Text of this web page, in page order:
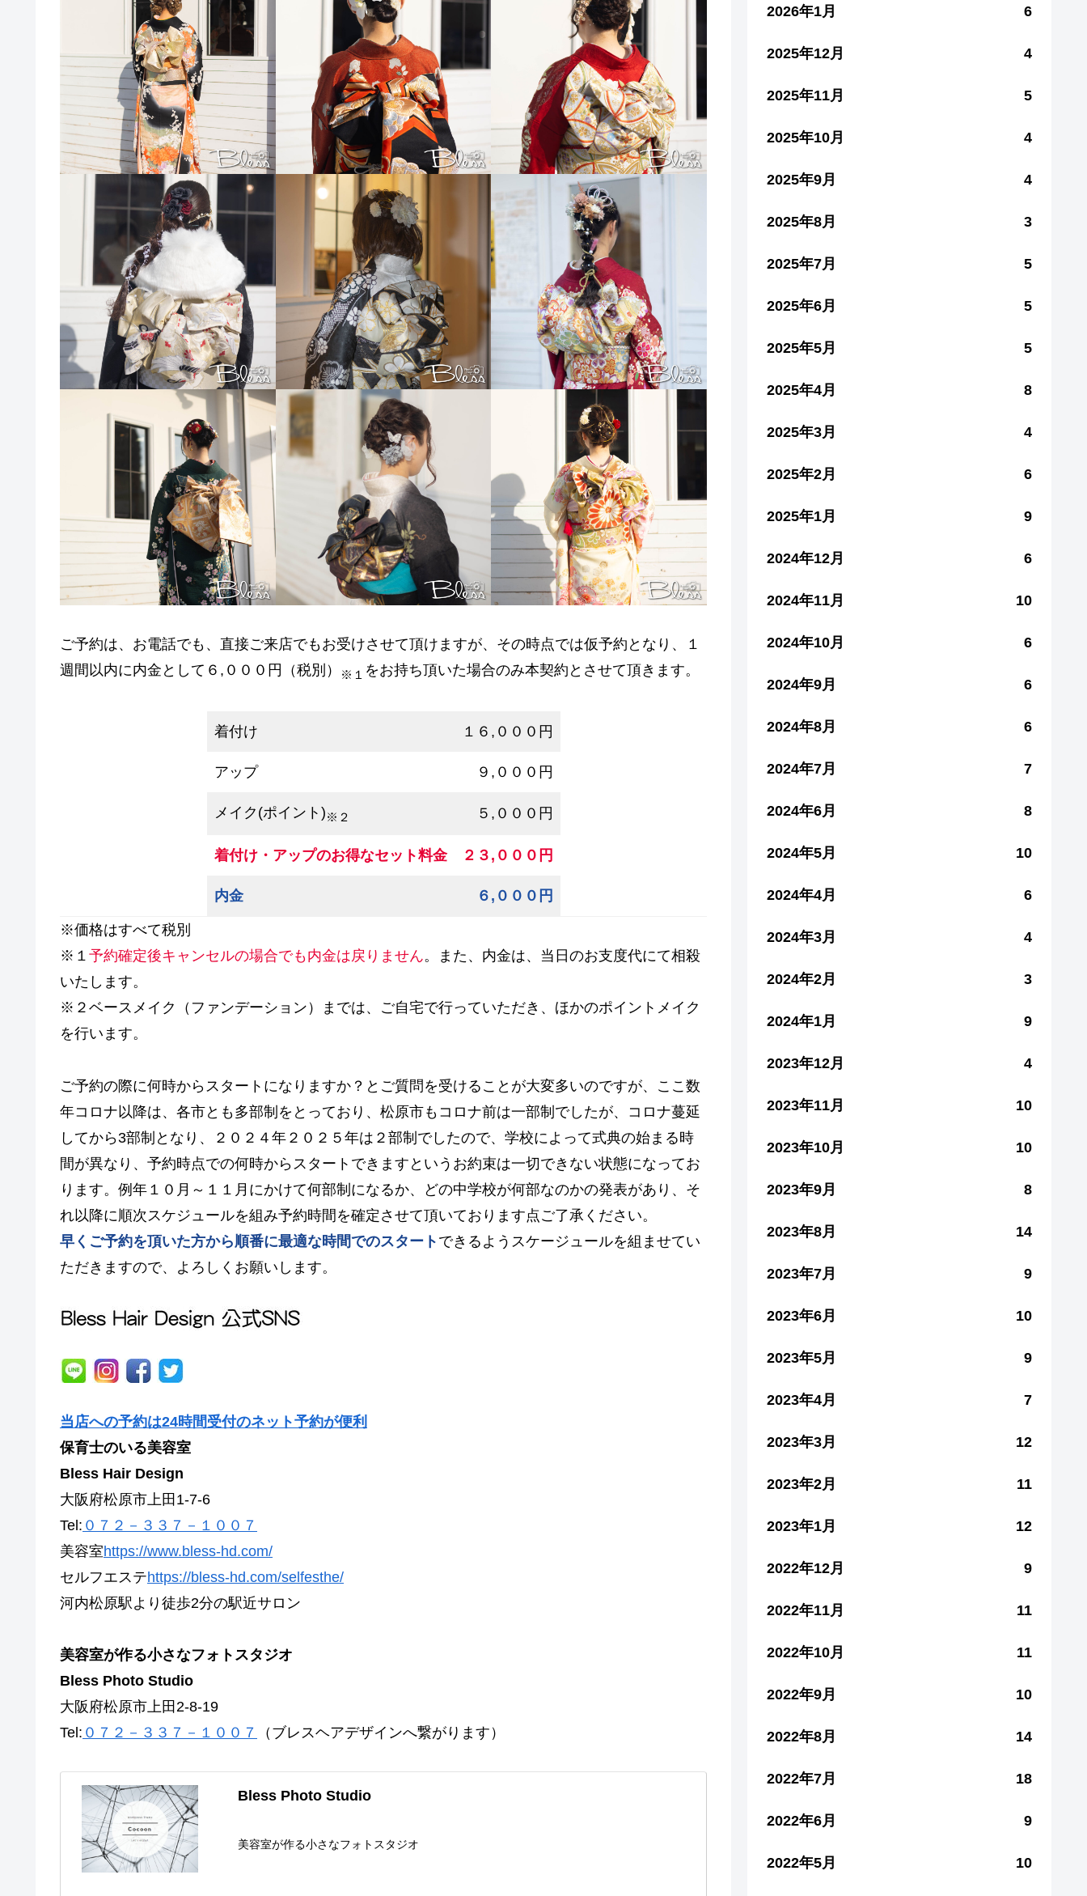
ご予約は、お電話でも、直接ご来店でもお受けさせて頂けますが、その時点では仮予約となり、１
週間以内に内金として６,０００円（税別）
※１ をお持ち頂いた場合のみ本契約とさせて頂きます。
着付け １６,０００円
アップ ９,０００円
メイク(ポイント)※２ ５,０００円
着付け・アップのお得なセット料金 ２３,０００円
内金 ６,０００円
※価格はすべて税別
※１ 予約確定後キャンセルの場合でも内金は戻りません。また、内金は、当日のお支度代にて相殺
いたします。
※２ベースメイク（ファンデーション）までは、ご自宅で行っていただき、ほかのポイントメイク
を行います。
ご予約の際に何時からスタートになりますか？とご質問を受けることが大変多いのですが、ここ数
年コロナ以降は、各市とも多部制をとっており、松原市もコロナ前は一部制でしたが、コロナ蔓延
してから3部制となり、２０２４年２０２５年は２部制でしたので、学校によって式典の始まる時
間が異なり、予約時点での何時からスタートできますというお約束は一切できない状態になってお
ります。例年１０月～１１月にかけて何部制になるか、どの中学校が何部なのかの発表があり、そ
れ以降に順次スケジュールを組み予約時間を確定させて頂いております点ご了承ください。
早くご予約を頂いた方から順番に最適な時間でのスタート できるようスケージュールを組ませてい
ただきますので、よろしくお願いします。
当店への予約は24時間受付のネット予約が便利
保育士のいる美容室
Bless Hair Design
大阪府松原市上田1-7-6
Tel: ０７２－３３７－１００７
美容室https://www.bless-hd.com/
セルフエステhttps://bless-hd.com/selfesthe/
河内松原駅より徒歩2分の駅近サロン
美容室が作る小さなフォトスタジオ
Bless Photo Studio
大阪府松原市上田2-8-19
Tel: ０７２－３３７－１００７ （ブレスヘアデザインへ繋がります）
Bless Photo Studio
美容室が作る小さなフォトスタジオ
2026年1月 6
2025年12月 4
2025年11月 5
2025年10月 4
2025年9月 4
2025年8月 3
2025年7月 5
2025年6月 5
2025年5月 5
2025年4月 8
2025年3月 4
2025年2月 6
2025年1月 9
2024年12月 6
2024年11月 10
2024年10月 6
2024年9月 6
2024年8月 6
2024年7月 7
2024年6月 8
2024年5月 10
2024年4月 6
2024年3月 4
2024年2月 3
2024年1月 9
2023年12月 4
2023年11月 10
2023年10月 10
2023年9月 8
2023年8月 14
2023年7月 9
2023年6月 10
2023年5月 9
2023年4月 7
2023年3月 12
2023年2月 11
2023年1月 12
2022年12月 9
2022年11月 11
2022年10月 11
2022年9月 10
2022年8月 14
2022年7月 18
2022年6月 9
2022年5月 10